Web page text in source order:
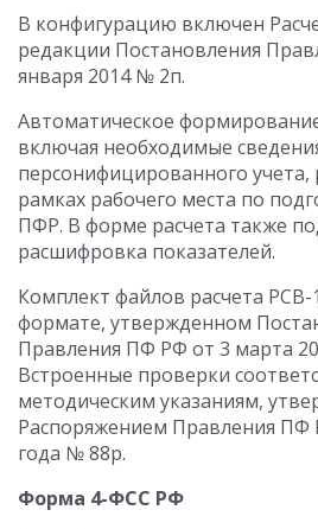
В конфигурацию включен
редакции Постановления
января 2014 № 2п.
Автоматическое
включая необходимые
персонифицированного учета,
рамках рабочего места по
ПФР. В форме расчета также
расшифровка показателей.
Комплект файлов расчета РСВ-
формате, утвержденном
Правления ПФ РФ от 3 марта
Встроенные проверки
методическим указаниям,
Распоряжением Правления ПФ
года № 88р.
Форма 4-ФСС РФ